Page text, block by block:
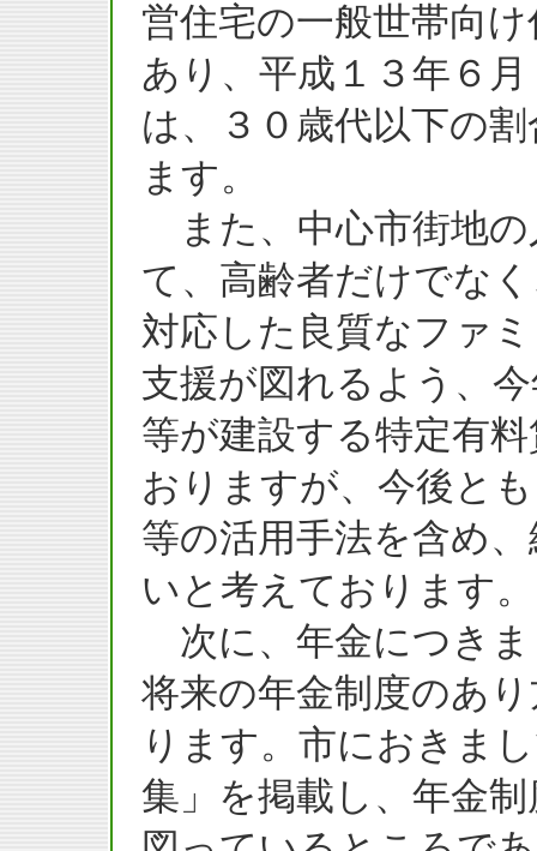
営住宅の一般世帯向
あり、平成１３年６
は、３０歳代以下の
ます。
また、中心市街地の
て、高齢者だけでな
対応した良質なファ
支援が図れるよう、
等が建設する特定有
おりますが、今後と
等の活用手法を含め
いと考えております。
次に、年金につきま
将来の年金制度のあ
ります。市におきま
集」を掲載し、年金